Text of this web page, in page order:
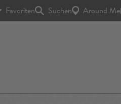
Favoriten Suchen Around Me